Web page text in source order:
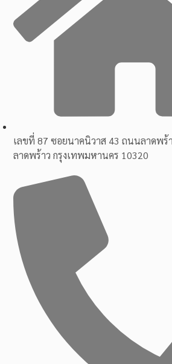
เลขที่ 87 ซอยนาคนิวาส 43 ถนนลาดพร้
ลาดพร้าว กรุงเทพมหานคร 10320